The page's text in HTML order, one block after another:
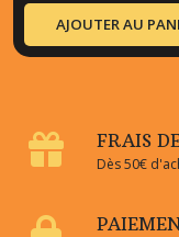
AJOUTER AU
FRAIS
Dès 50€